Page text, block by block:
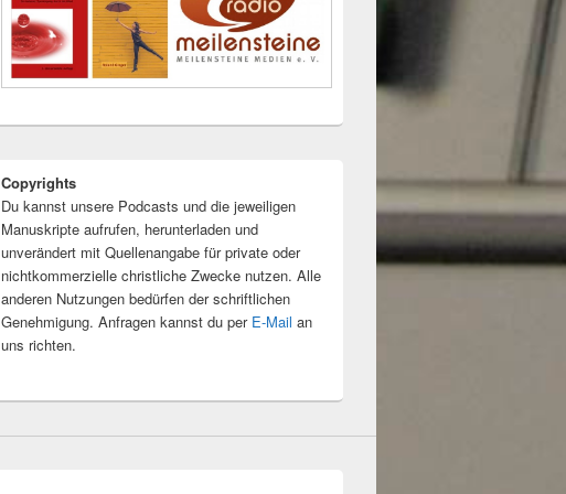
Copyrights
Du kannst unsere Podcasts und die jeweiligen
Manuskripte aufrufen, herunterladen und
unverändert mit Quellenangabe für private oder
nichtkommerzielle christliche Zwecke nutzen. Alle
anderen Nutzungen bedürfen der schriftlichen
Genehmigung. Anfragen kannst du per E-Mail an
uns richten.